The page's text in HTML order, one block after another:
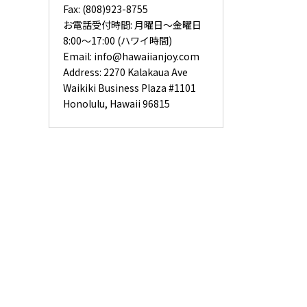
Fax: (808)923-8755
お電話受付時間: 月曜日〜金曜日
8:00〜17:00 (ハワイ時間)
Email: info@hawaiianjoy.com
Address: 2270 Kalakaua Ave
Waikiki Business Plaza #1101
Honolulu, Hawaii 96815